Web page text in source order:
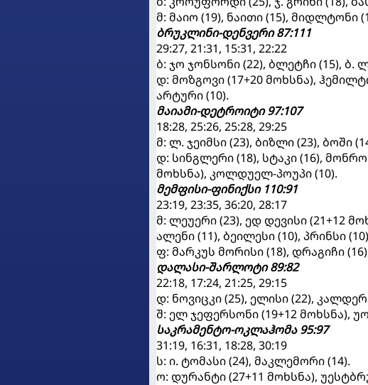
მ: მაიო (19), ნაითი (15), მიდლტონი
ბრუკლინი-დენვერი 87:111
29:27, 21:31, 15:31, 22:22
ბ: ჯო ჯონსონი (22), ბლეტჩი (15), ბ.
დ: მოზგოვი (17+20 მოხსნა),
არტური (10).
მაიამი-დეტროიტი 97:107
18:28, 25:26, 25:28, 29:25
მ: ლ. ჯეიმსი (23), ბიზლი (23), ბოში
დ: სინგლერი (18), სტაკი (16),
მოხსნა), კოლდუელ-პოუპი (10).
მემფისი-ფინიქსი 110:91
23:19, 23:35, 36:20, 28:17
მ: ლეუერი (23), ედ დევისი (21+12
ალენი (11), ბეილესი (10), პრინსი
ფ: მარკუს მორისი (18), დრაგიჩი
დალასი-შარლოტი 89:82
22:18, 17:24, 21:25, 29:15
დ: ნოვიცკი (25), ელისი (22),
შ: ელ ჯეფერსონი (19+12 მოხსნა),
საკრამენტო-ოკლაჰომა 95:97
31:19, 16:31, 18:28, 30:19
ს: ი. ტომასი (24), მაკლემორი (14).
ო: დურანტი (27+11 მოხსნა),